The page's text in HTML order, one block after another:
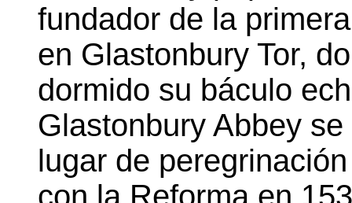
fundador de la
en Glastonbury Tor,
dormido su báculo
Glastonbury Abbey
lugar de
con la Reforma en